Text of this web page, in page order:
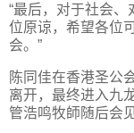
“最后，对于社会
位原谅，希望各位
会。”
陈同佳在香港圣公
离开，最终进入九
管浩鸣牧師随后会